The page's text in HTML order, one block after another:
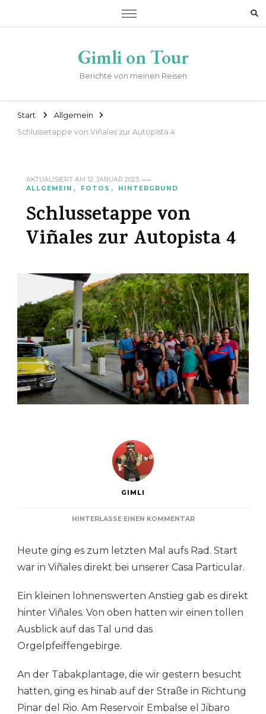
Gimli on Tour
Berichte von meinen Reisen
Start
Allgemein
Schlussetappe von Viñales zur Autopista 4
AKTUALISIERT AM 12. JANUAR 2023
ALLGEMEIN
FOTOS HINTERGRUND
Schlussetappe von
Viñales zur Autopista 4
GIMLI
HINTERLASSE EINEN KOMMENTARZU
VIÑALES
AUTOPISTA
Heute ging es zum letzten Mal aufs Rad. Start
war in Viñales direkt bei unserer Casa Particular.
Ein kleinen lohnenswerten Anstieg gab es direkt
hinter Viñales. Von oben hatten wir einen tollen
Ausblick auf das Tal und das
Orgelpfeiffengebirge.
An der Tabakplantage, die wir gestern besucht
hatten, ging es hinab auf der Straße in Richtung
Pinar del Rio. Am Reservoir Embalse el Jibaro